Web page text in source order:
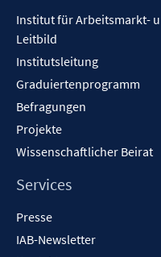
Institut für Arbeitsmarkt-
Leitbild
Institutsleitung
Graduiertenprogramm
Befragungen
Projekte
Wissenschaftlicher Beirat
Services
Presse
IAB-Newsletter